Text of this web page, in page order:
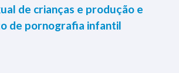
de crianças e produção e
de pornografia infantil